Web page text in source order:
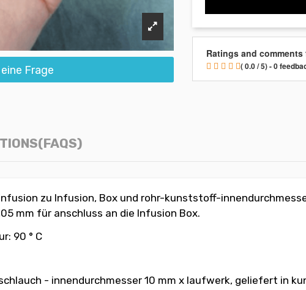
Frage
Ratings and
( 0.0 / 5) - 0
zu Infusion, Box und rohr-kunststoff-
mm für anschluss an die Infusion Box.
90 ° C
- innendurchmesser 10 mm x laufwerk, geliefert in